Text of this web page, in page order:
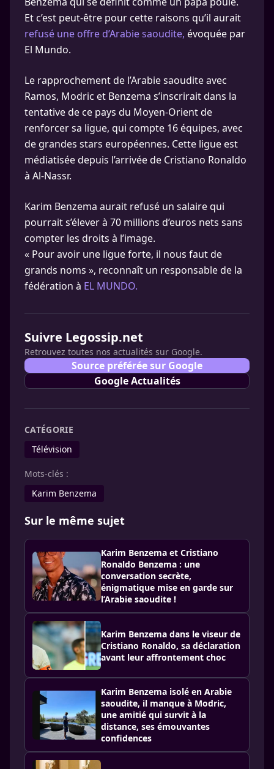
Et c’est peut-être pour cette raisons qu’il aurait
refusé une offre d’Arabie saoudite, évoquée par
El Mundo.
Le rapprochement de l’Arabie saoudite avec
Ramos, Modric et Benzema s’inscrirait dans la
tentative de ce pays du Moyen-Orient de
renforcer sa ligue, qui compte 16 équipes, avec
de grandes stars européennes. Cette ligue est
médiatisée depuis l’arrivée de Cristiano Ronaldo
à Al-Nassr.
Karim Benzema aurait refusé un salaire qui
pourrait s’élever à 70 millions d’euros nets sans
compter les droits à l’image.
« Pour avoir une ligue forte, il nous faut de
grands noms », reconnaît un responsable de la
fédération à EL MUNDO.
Suivre Legossip.net
Retrouvez toutes nos actualités sur Google.
Source préférée sur Google
Google Actualités
CATÉGORIE
Télévision
Mots-clés :
Karim Benzema
Sur le même sujet
Karim Benzema et Cristiano
Ronaldo Benzema : une
conversation secrète,
énigmatique mise en garde sur
l’Arabie saoudite !
Karim Benzema dans le viseur de
Cristiano Ronaldo, sa déclaration
avant leur affrontement choc
Karim Benzema isolé en Arabie
saoudite, il manque à Modric,
une amitié qui survit à la
distance, ses émouvantes
confidences